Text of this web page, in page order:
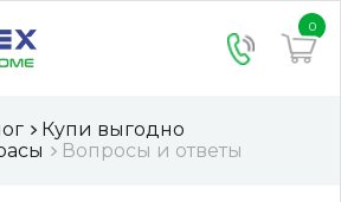
0
Купи выгодно
Вопросы и ответы